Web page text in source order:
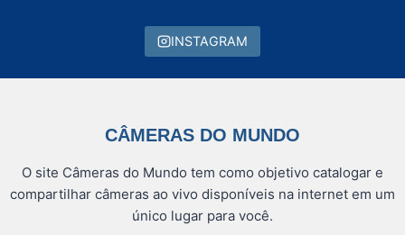
INSTAGRAM
CÂMERAS DO MUNDO
O site Câmeras do Mundo tem como objetivo catalogar e
compartilhar câmeras ao vivo disponíveis na internet em um
único lugar para você.